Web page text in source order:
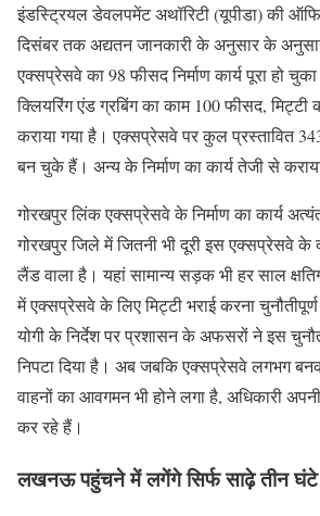
इंडस्ट्रियल डेवलपमेंट अथॉरिटी (यूपीडा) की
दिसंबर तक अद्यतन जानकारी के अनुसार के
एक्‍सप्रेसवे का 98 फीसद निर्माण कार्य पूरा हो
क्लियरिंग एंड ग्रबिंग का काम 100 फीसद, मिट्टी
कराया गया है। एक्‍सप्रेसवे पर कुल प्रस्‍तावित
बन चुके हैं। अन्य के निर्माण का कार्य तेजी से
गोरखपुर लिंक एक्सप्रेसवे के निर्माण का कार्य
गोरखपुर जिले में जितनी भी दूरी इस एक्सप्रेसवे के
लैंड वाला है। यहां सामान्य सड़क भी हर साल
में एक्सप्रेसवे के लिए मिट्टी भराई करना
योगी के निर्देश पर प्रशासन के अफसरों ने इस
निपटा दिया है। अब जबकि एक्सप्रेसवे लगभग
वाहनों का आवगमन भी होने लगा है, अधिकारी
कर रहे हैं।
लखनऊ पहुंचने में लगेंगे सिर्फ साढ़े तीन घंटे